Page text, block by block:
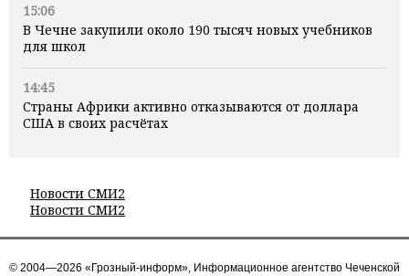
15:06
В Чечне закупили около 190 тысяч новых учебников
для школ
14:45
Страны Африки активно отказываются от доллара
США в своих расчётах
Новости СМИ2
Новости СМИ2
© 2004—2026 «Грозный-информ», Информационное агентство Чеченской